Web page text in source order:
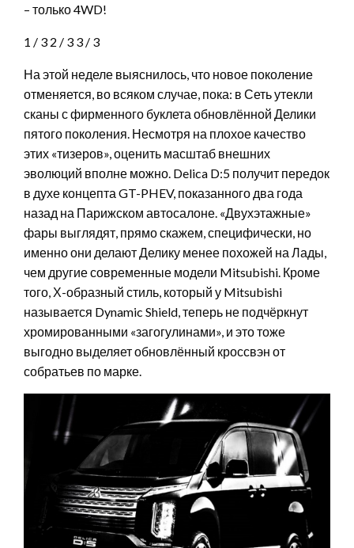
– только 4WD!
1 / 3 2 / 3 3 / 3
На этой неделе выяснилось, что новое поколение
отменяется, во всяком случае, пока: в Сеть утекли
сканы с фирменного буклета обновлённой Делики
пятого поколения. Несмотря на плохое качество
этих «тизеров», оценить масштаб внешних
эволюций вполне можно. Delica D:5 получит передок
в духе концепта GT-PHEV, показанного два года
назад на Парижском автосалоне. «Двухэтажные»
фары выглядят, прямо скажем, специфически, но
именно они делают Делику менее похожей на Лады,
чем другие современные модели Mitsubishi. Кроме
того, Х-образный стиль, который у Mitsubishi
называется Dynamic Shield, теперь не подчёркнут
хромированными «загогулинами», и это тоже
выгодно выделяет обновлённый кроссвэн от
собратьев по марке.